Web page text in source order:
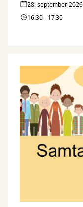
28. september 2026
16:30 - 17:30